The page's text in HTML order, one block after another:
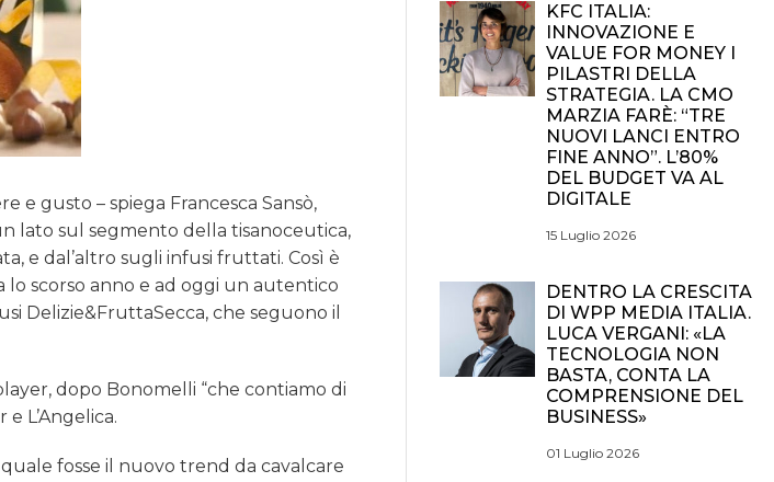
e gusto – spiega Francesca Sansò,
lato sul segmento della tisanoceutica,
e dal’altro sugli infusi fruttati. Così è
lo scorso anno e ad oggi un autentico
Delizie&FruttaSecca, che seguono il
dopo Bonomelli “che contiamo di
L’Angelica.
fosse il nuovo trend da cavalcare
KFC ITALIA:
INNOVAZIONE E
VALUE FOR MONEY I
PILASTRI DELLA
STRATEGIA. LA CMO
MARZIA FARÈ: “TRE
NUOVI LANCI ENTRO
FINE ANNO”. L’80%
DEL BUDGET VA AL
DIGITALE
15 Luglio 2026
DENTRO LA CRESCITA
DI WPP MEDIA ITALIA.
LUCA VERGANI: «LA
TECNOLOGIA NON
BASTA, CONTA LA
COMPRENSIONE DEL
BUSINESS»
01 Luglio 2026